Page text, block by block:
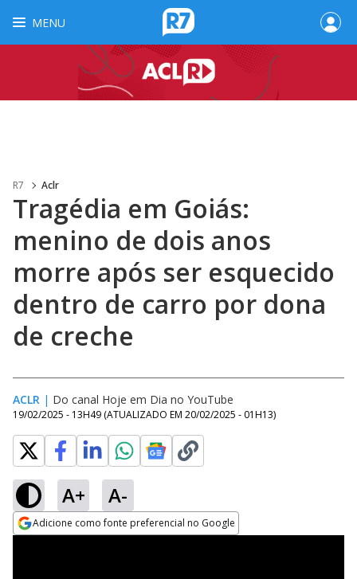
MENU
R7 Aclr
Tragédia em Goiás:
menino de dois anos
morre após ser esquecido
dentro de carro por dona
de creche
ACLR | Do canal Hoje em Dia no YouTube
19/02/2025 - 13H49 (ATUALIZADO EM 20/02/2025 - 01H13)
A+ A-
Adicione como fonte preferencial no Google